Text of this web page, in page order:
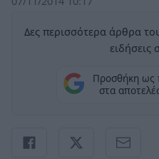
Δες περισσότερα άρθρα
ειδήσεις
Προσθήκη ως
στα